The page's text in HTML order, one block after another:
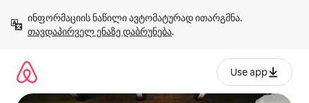
გადასვლა
თავდაპირველ ენაზე დაბრუნება.
Use app